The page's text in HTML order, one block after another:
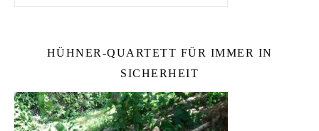
HÜHNER-QUARTETT FÜR IMMER IN
SICHERHEIT